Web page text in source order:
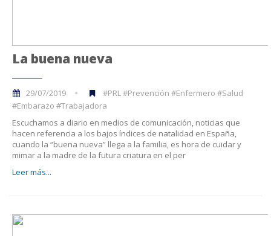
La buena nueva
29/07/2019
#PRL #Prevención #Enfermero #Salud
#Embarazo #Trabajadora
Escuchamos a diario en medios de comunicación, noticias que
hacen referencia a los bajos índices de natalidad en España,
cuando la “buena nueva” llega a la familia, es hora de cuidar y
mimar a la madre de la futura criatura en el per
Leer más...